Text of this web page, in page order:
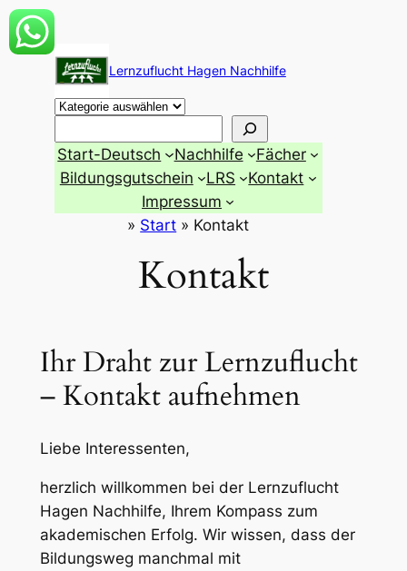
Zum
Inhalt
springen
Lernzuflucht Hagen Nachhilfe
Start-Deutsch Nachhilfe
Fächer
Bildungsgutschein
LRS
Kontakt
Impressum
» Start » Kontakt
Kontakt
Ihr Draht zur Lernzuflucht
– Kontakt aufnehmen
Liebe Interessenten,
herzlich willkommen bei der Lernzuflucht
Hagen Nachhilfe, Ihrem Kompass zum
akademischen Erfolg. Wir wissen, dass der
Bildungsweg manchmal mit